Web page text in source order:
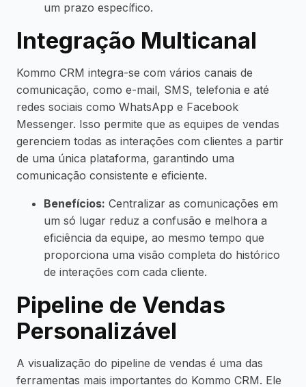
um prazo específico.
Integração Multicanal
Kommo CRM integra-se com vários canais de
comunicação, como e-mail, SMS, telefonia e até
redes sociais como WhatsApp e Facebook
Messenger. Isso permite que as equipes de vendas
gerenciem todas as interações com clientes a partir
de uma única plataforma, garantindo uma
comunicação consistente e eficiente.
Benefícios: Centralizar as comunicações em
um só lugar reduz a confusão e melhora a
eficiência da equipe, ao mesmo tempo que
proporciona uma visão completa do histórico
de interações com cada cliente.
Pipeline de Vendas
Personalizável
A visualização do pipeline de vendas é uma das
ferramentas mais importantes do Kommo CRM. Ele